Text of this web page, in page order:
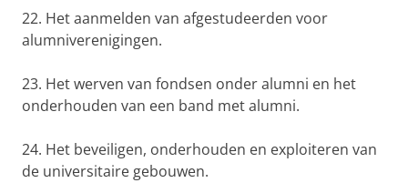
22. Het aanmelden van afgestudeerden voor
alumniverenigingen.
23. Het werven van fondsen onder alumni en het
onderhouden van een band met alumni.
24. Het beveiligen, onderhouden en exploiteren van
de universitaire gebouwen.